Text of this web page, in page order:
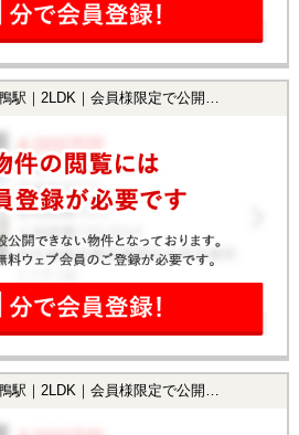
｜2LDK｜会員様限定で公開中！】
｜2LDK｜会員様限定で公開中！】